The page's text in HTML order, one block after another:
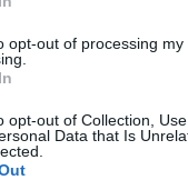
opt-out of processing
opt-out of Collection,
Data that Is
para mi gusto la S
mejores